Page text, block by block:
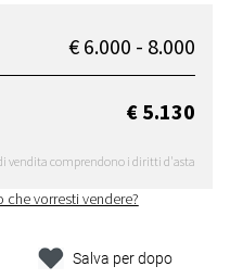
€ 6.000 - 8.000
€ 5.130
vendita comprendono i diritti d'asta
vorresti vendere?
Salva per dopo